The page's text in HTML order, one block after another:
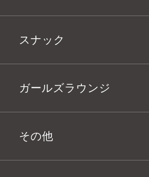
スナック
ガールズラウンジ
その他